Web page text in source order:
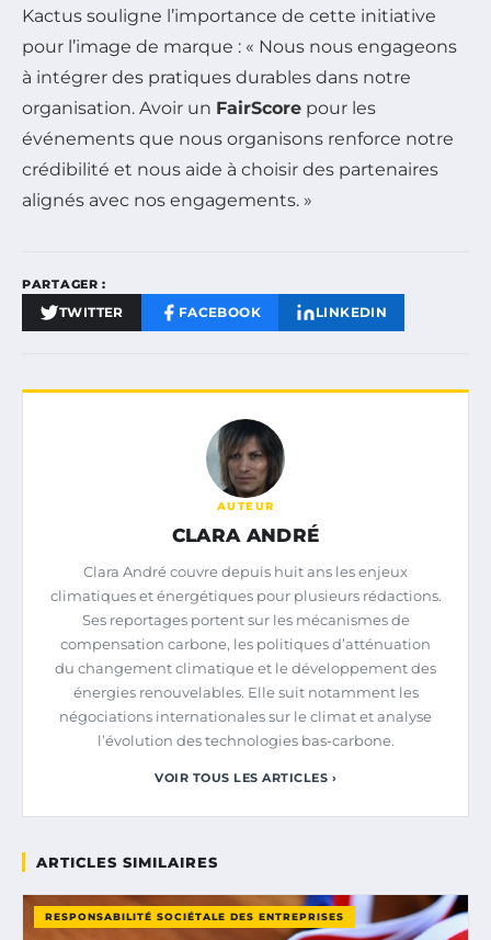
Kactus souligne l’importance de cette initiative
pour l’image de marque : « Nous nous engageons
à intégrer des pratiques durables dans notre
organisation. Avoir un FairScore pour les
événements que nous organisons renforce notre
crédibilité et nous aide à choisir des partenaires
alignés avec nos engagements. »
PARTAGER :
TWITTER FACEBOOK LINKEDIN
AUTEUR
CLARA ANDRÉ
Clara André couvre depuis huit ans les enjeux
climatiques et énergétiques pour plusieurs rédactions.
Ses reportages portent sur les mécanismes de
compensation carbone, les politiques d’atténuation
du changement climatique et le développement des
énergies renouvelables. Elle suit notamment les
négociations internationales sur le climat et analyse
l’évolution des technologies bas-carbone.
VOIR TOUS LES ARTICLES ›
ARTICLES SIMILAIRES
RESPONSABILITÉ SOCIÉTALE DES ENTREPRISES